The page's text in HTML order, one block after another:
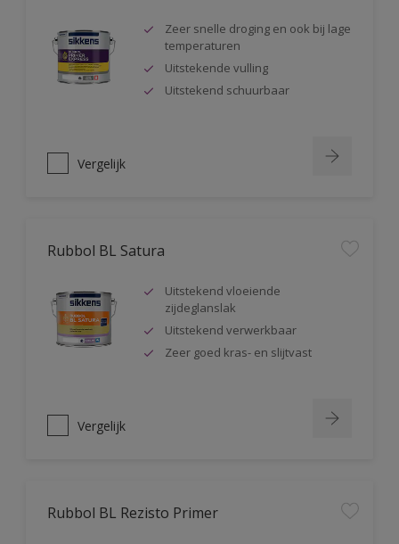
Zeer snelle droging en ook bij lage
temperaturen
Uitstekende vulling
Uitstekend schuurbaar
Vergelijk
Rubbol BL Satura
Uitstekend vloeiende
zijdeglanslak
Uitstekend verwerkbaar
Zeer goed kras- en slijtvast
Vergelijk
Rubbol BL Rezisto Primer